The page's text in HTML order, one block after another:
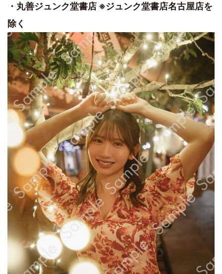
・丸善ジュンク堂書店 ※ジュンク堂書店名古屋店を
除く